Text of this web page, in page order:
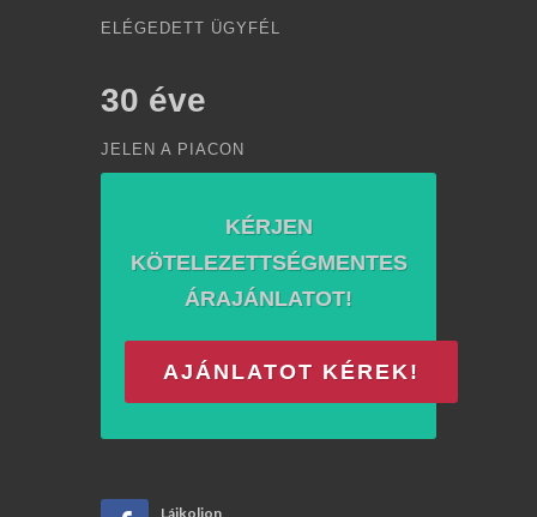
ELÉGEDETT ÜGYFÉL
30 éve
JELEN A PIACON
KÉRJEN
KÖTELEZETTSÉGMENTES
ÁRAJÁNLATOT!
AJÁNLATOT KÉREK!
Lájkoljon